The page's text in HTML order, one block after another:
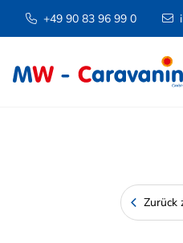
+49 90 83 96 99 0
Zurück